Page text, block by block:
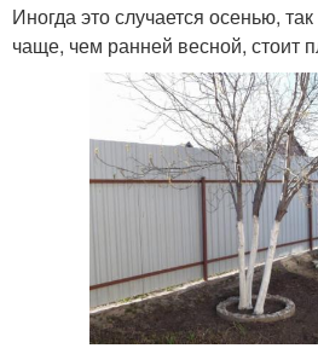
Иногда это случается осенью,
чаще, чем ранней весной, стоит